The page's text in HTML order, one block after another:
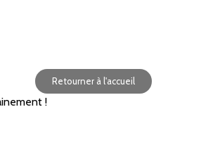
Retourner à l'accueil
!